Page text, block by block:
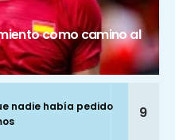
como camino al
nadie había pedido
9